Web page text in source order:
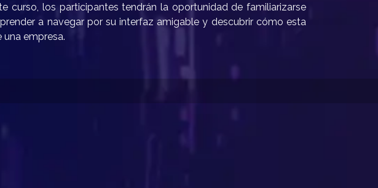
curso, los participante​s tendrán la oportunidad de familiarizarse
a navegar por su interfaz amigable y descubrir cómo esta
empresa.